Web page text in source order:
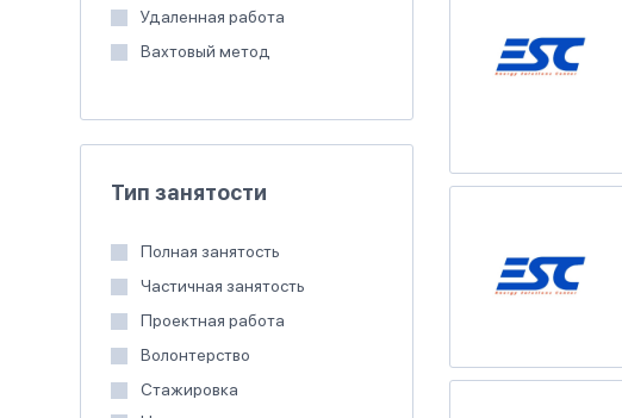
Удаленная работа
Вахтовый метод
Тип занятости
Полная занятость
Частичная занятость
Проектная работа
Волонтерство
Стажировка